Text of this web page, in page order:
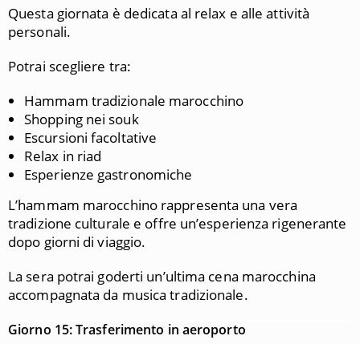
Questa giornata è dedicata al relax e alle attività
personali.
Potrai scegliere tra:
Hammam tradizionale marocchino
Shopping nei souk
Escursioni facoltative
Relax in riad
Esperienze gastronomiche
L’hammam marocchino rappresenta una vera
tradizione culturale e offre un’esperienza rigenerante
dopo giorni di viaggio.
La sera potrai goderti un’ultima cena marocchina
accompagnata da musica tradizionale.
Giorno 15: Trasferimento in aeroporto